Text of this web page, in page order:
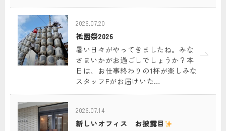
2026.07.20
祇園祭2026
暑い日々がやってきましたね。みな
さまいかがお過ごしでしょうか？本
日は、お仕事終わりの1杯が楽しみな
スタッフFがお届けいた…
2026.07.14
新しいオフィス お披露目